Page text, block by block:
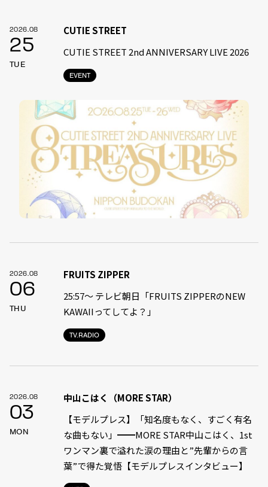
2026.08
25
TUE
EVENT
CUTIE STREET
CUTIE STREET 2nd ANNIVERSARY LIVE 2026
2026.08
06
THU
TV.RADIO
FRUITS ZIPPER
25:57～ テレビ朝日「FRUITS ZIPPERのNEW
KAWAIIってしてよ？」
2026.08
03
MON
中山こはく（MORE STAR）
【モデルプレス】「知名度もなく、すごく有名
な曲もない」━━MORE STAR中山こはく、1st
ワンマン裏で溢れた涙の理由と”先輩からの言
葉”で得た覚悟【モデルプレスインタビュー】